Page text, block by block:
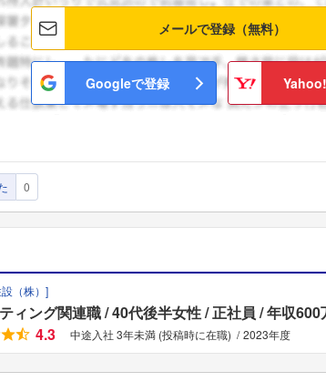
メールで登録（無料）
Googleで登録
0
（株） ]
ィング関連職 40代後半女性 正社員 年収600
4.3
中途入社 3年未満 (投稿時に在職) 2023年度